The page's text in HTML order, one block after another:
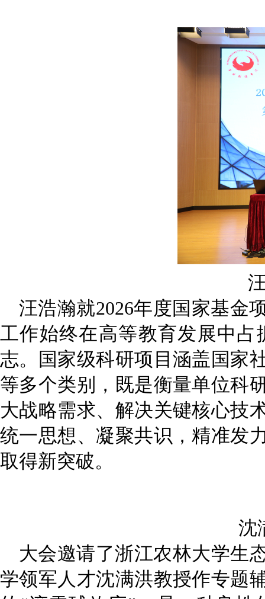
汪浩瀚就2026年度国家基金
工作始终在高等教育发展中
志。国家级科研项目涵盖国家
等多个类别，既是衡量单位科
大战略需求、解决关键核心技
统一思想、凝聚共识 ，精准发
取得新突破。
沈
大会邀请了浙江农林大学生
学领军人才沈满洪教授作专题